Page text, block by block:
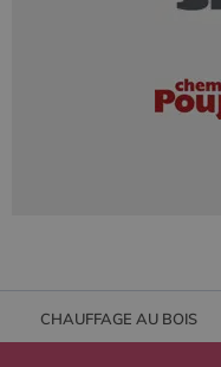
CHAUFFAGE AU BOIS